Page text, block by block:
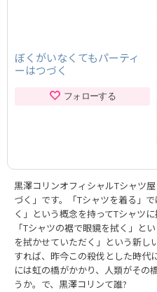
ぼくがいなくてもパーティ
ーはつづく
フォローする
黒澤コリンオフィシャルTシャツ
づく」です。「Tシャツを着る」
く」という概念を持ってTシャツ
「Tシャツの裾で眼鏡を拭く」と
を拭かせていただく」という新し
すれば、昨今この殺伐とした時代
には虹の橋がかかり、人類がその
うか。で、黒澤コリンて誰?